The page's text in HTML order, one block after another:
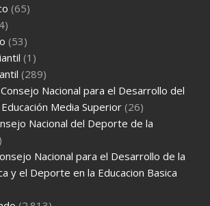
(65)
(53)
(1)
(289)
Consejo Nacional para el Desarrollo del
Media Superior (26)
Nacional del Deporte de la
Nacional para el Desarrollo de la
y el Deporte en la Educacion Basica